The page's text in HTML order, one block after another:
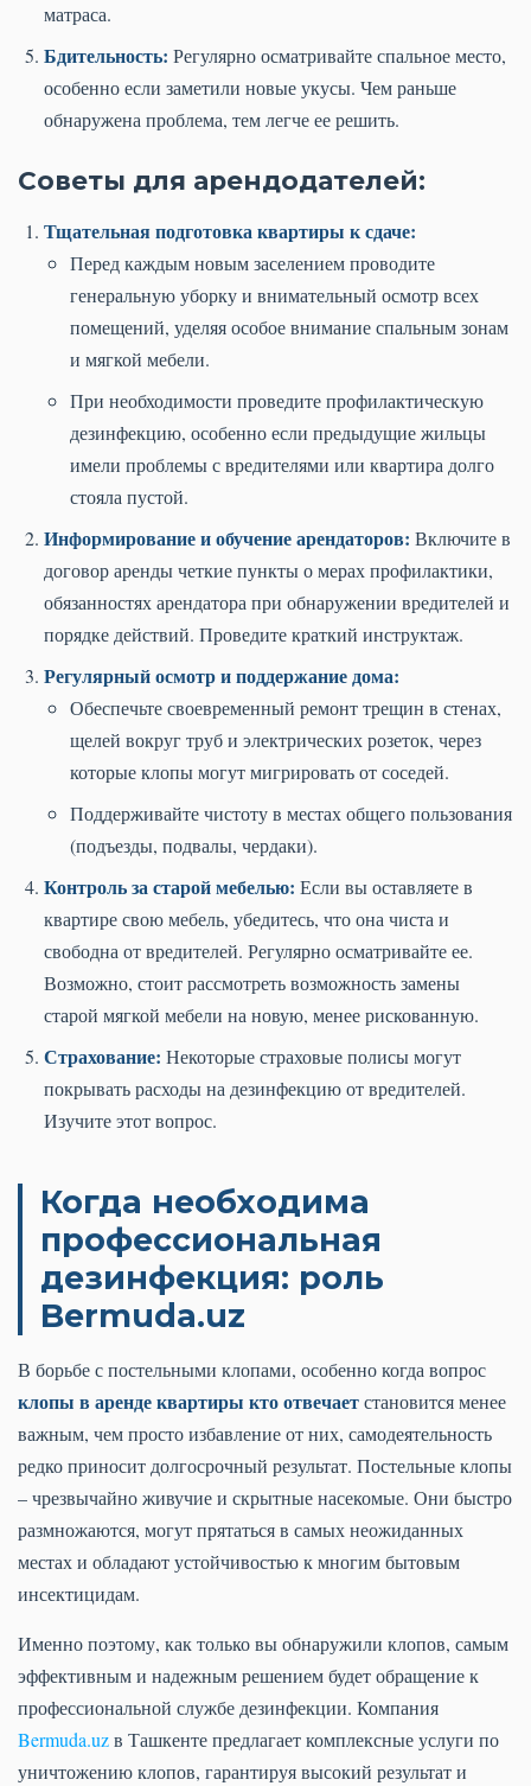
матраса.
Бдительность: Регулярно осматривайте спальное место,
особенно если заметили новые укусы. Чем раньше
обнаружена проблема, тем легче ее решить.
Советы для арендодателей:
Тщательная подготовка квартиры к сдаче:
Перед каждым новым заселением проводите
генеральную уборку и внимательный осмотр всех
помещений, уделяя особое внимание спальным зонам
и мягкой мебели.
При необходимости проведите профилактическую
дезинфекцию, особенно если предыдущие жильцы
имели проблемы с вредителями или квартира долго
стояла пустой.
Информирование и обучение арендаторов: Включите в
договор аренды четкие пункты о мерах профилактики,
обязанностях арендатора при обнаружении вредителей и
порядке действий. Проведите краткий инструктаж.
Регулярный осмотр и поддержание дома:
Обеспечьте своевременный ремонт трещин в стенах,
щелей вокруг труб и электрических розеток, через
которые клопы могут мигрировать от соседей.
Поддерживайте чистоту в местах общего пользования
(подъезды, подвалы, чердаки).
Контроль за старой мебелью: Если вы оставляете в
квартире свою мебель, убедитесь, что она чиста и
свободна от вредителей. Регулярно осматривайте ее.
Возможно, стоит рассмотреть возможность замены
старой мягкой мебели на новую, менее рискованную.
Страхование: Некоторые страховые полисы могут
покрывать расходы на дезинфекцию от вредителей.
Изучите этот вопрос.
Когда необходима
профессиональная
дезинфекция: роль
Bermuda.uz
В борьбе с постельными клопами, особенно когда вопрос
клопы в аренде квартиры кто отвечаетстановится менее
важным, чем просто избавление от них, самодеятельность
редко приносит долгосрочный результат. Постельные клопы
– чрезвычайно живучие и скрытные насекомые. Они быстро
размножаются, могут прятаться в самых неожиданных
местах и обладают устойчивостью к многим бытовым
инсектицидам.
Именно поэтому, как только вы обнаружили клопов, самым
эффективным и надежным решением будет обращение к
профессиональной службе дезинфекции. Компания
Bermuda.uzв Ташкенте предлагает комплексные услуги по
уничтожению клопов, гарантируя высокий результат и